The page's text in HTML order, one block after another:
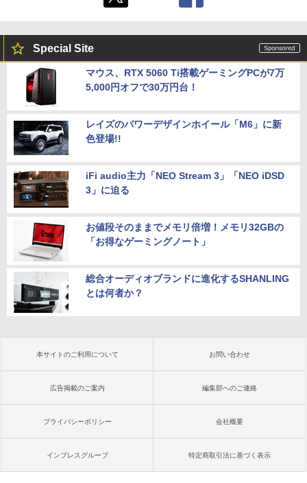
Special Site
マウス、RTX 5060 Ti搭載ゲーミングPCが7万
5,000円オフで30万円台！
レイズのパワーデザインホイール「M6」に新
色登場!!
iFi audio主力「NEO Stream 3」「NEO iDSD
3」に迫る
お値段そのままでメモリ倍増！メモリ32GBの
「お得なゲーミングノート」
総合オーディオブランドに進化するSHANLING
とは何者か？
本サイトのご利用について お問い合わせ
広告掲載のご案内 編集部へのご連絡
プライバシーポリシー 会社概要
インプレスグループ 特定商取引法に基づく表示